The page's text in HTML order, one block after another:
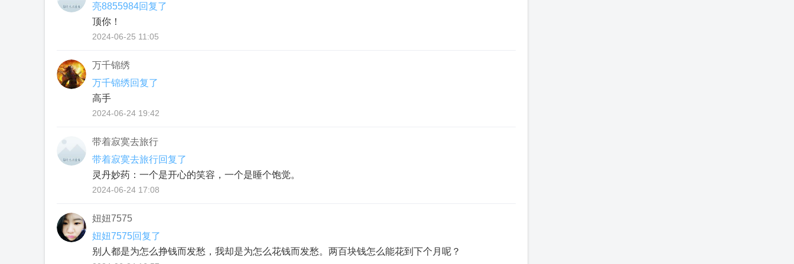
亮8855984回复了
顶你！
2024-06-25 11:05
万千锦绣
万千锦绣回复了
高手
2024-06-24 19:42
带着寂寞去旅行
带着寂寞去旅行回复了
灵丹妙药：一个是开心的笑容，一个是睡个饱觉。
2024-06-24 17:08
妞妞7575
妞妞7575回复了
别人都是为怎么挣钱而发愁，我却是为怎么花钱而发愁。两百块钱怎么能花到下个月呢？